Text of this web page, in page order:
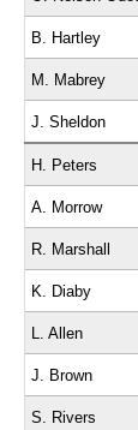
B. Hartley
M. Mabrey
J. Sheldon
H. Peters
A. Morrow
R. Marshall
K. Diaby
L. Allen
J. Brown
S. Rivers